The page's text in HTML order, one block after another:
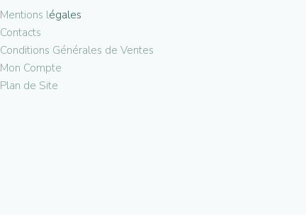
Mentions légales
Contacts
Conditions Générales de Ventes
Mon Compte
Plan de Site